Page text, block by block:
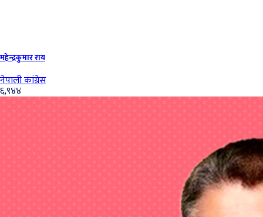
महेन्‍द्रकुमार राय
नेपाली कांग्रेस
६,९४४